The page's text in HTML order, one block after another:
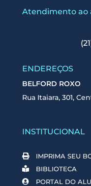
Atendimento ao
ENDEREÇOS
BELFORD ROXO
Rua Itaiara, 301,
INSTITUCIONAL
IMPRIMA SEU
BIBLIOTECA
PORTAL DO